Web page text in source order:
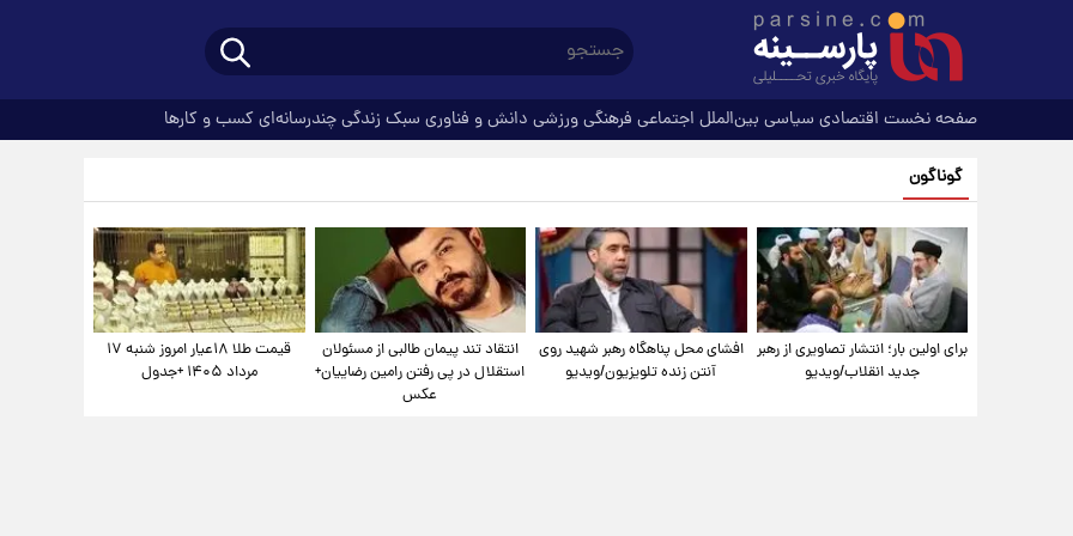
صفحه نخست اقتصادی سیاسی بین‌الملل اجتماعی فرهنگیورزشی دانش و فناوری سبک زندگیچندرسانه‌ای کسب و کارها
گوناگون
برای اولین بار؛ انتشار تصاویری از رهبر
جدید انقلاب/ویدیو
افشای محل پناهگاه‌ رهبر شهید روی
آنتن زنده تلویزیون/ویدیو
انتقاد تند پیمان طالبی از مسئولان
استقلال در پی رفتن رامین رضاییان+
عکس
قیمت طلا ۱۸عیار امروز شنبه ۱۷
مرداد ۱۴۰۵ +جدول